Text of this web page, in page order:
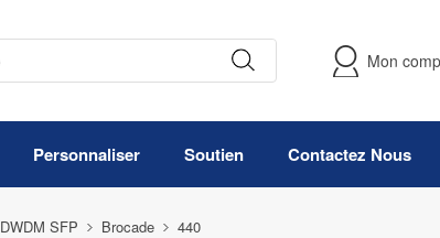
Mon
Personnaliser Soutien Contactez Nous
DWDM SFP Brocade 440